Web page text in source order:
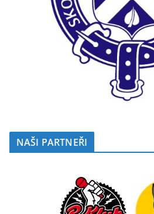
NAŠI PARTNEŘI